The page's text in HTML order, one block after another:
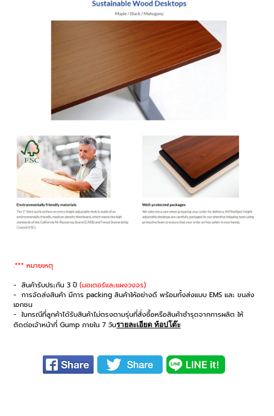
.*** หมายเหตุ
- สินค้ารับประกัน 3 ปี(มอเตอร์และแผงวงจร)
- การจัดส่งสินค้า มีการ packing สินค้าให้อย่างดี พร้อมทั้งส่งแบบ EMS และ ขนส่ง
เอกชน
- ในกรณีที่ลูกค้าได้รับสินค้าไม่ตรงตามรุ่นที่สั่งซื้อหรือสินค้าชำรุดจากการผลิต ให้
ติดต่อเจ้าหน้าที่ Gump ภายใน 7 วันรายละเอียด ท้อปโต๊ะ